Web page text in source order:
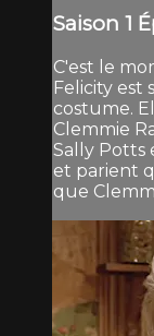
Saison 1
C'est le
Felicity est
costume.
Clemmie
Sally Potts
et parient
que